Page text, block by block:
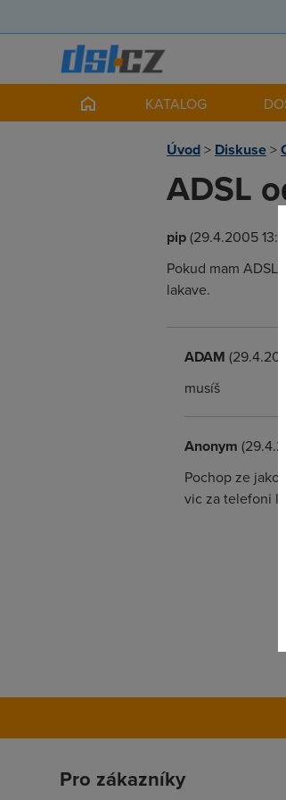
KATALOG
Úvod> Diskuse>
ADSL
pip(29.4.2005
Pokud mam
lakave.
ADAM
musíš
Anonym
Pochop ze
vic za telefoni
Pro zákazníky